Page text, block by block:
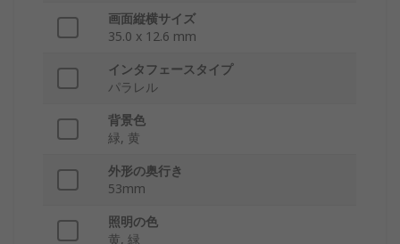
画面縦横サイズ
35.0 x 12.6 mm
インタフェースタイプ
パラレル
背景色
緑, 黄
外形の奥行き
53mm
照明の色
黄, 緑